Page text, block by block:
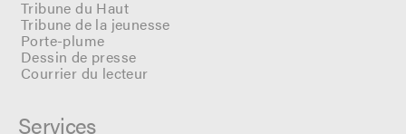
Tribune du Haut
Tribune de la jeunesse
Porte-plume
Dessin de presse
Courrier du lecteur
Services